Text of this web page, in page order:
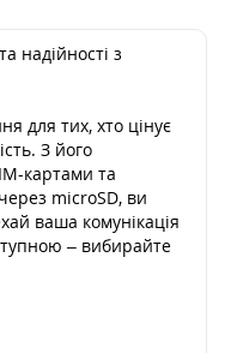
надійності з
для тих, хто цінує
З його
картами та
microSD, ви
ваша комунікація
– вибирайте